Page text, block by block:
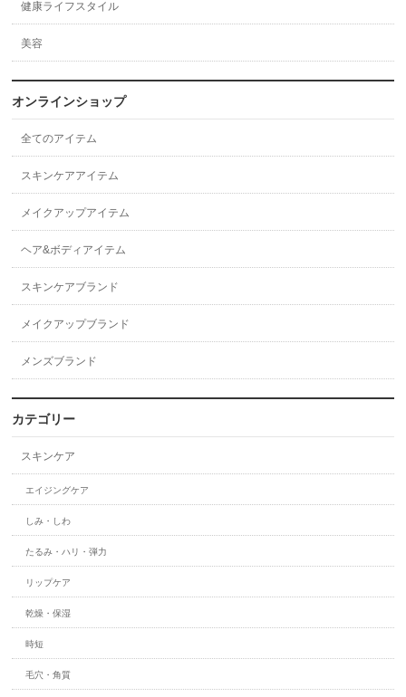
健康ライフスタイル
美容
オンラインショップ
全てのアイテム
スキンケアアイテム
メイクアップアイテム
ヘア&ボディアイテム
スキンケアブランド
メイクアップブランド
メンズブランド
カテゴリー
スキンケア
エイジングケア
しみ・しわ
たるみ・ハリ・弾力
リップケア
乾燥・保湿
時短
毛穴・角質